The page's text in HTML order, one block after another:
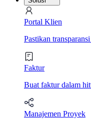
Portal Klien
Pastikan
Faktur
Buat faktur dalam
Manajemen Proyek